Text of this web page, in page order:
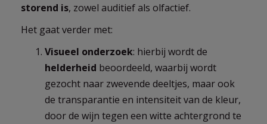
storend is, zowel auditief als olfactief.
Het gaat verder met:
Visueel onderzoek: hierbij wordt de
helderheid beoordeeld, waarbij wordt
gezocht naar zwevende deeltjes, maar ook
de transparantie en intensiteit van de kleur,
door de wijn tegen een witte achtergrond te